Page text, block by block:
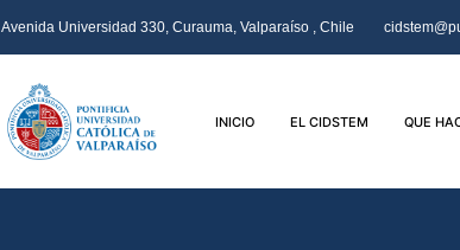
Avenida Universidad 330, Curauma, Valparaíso , Chile
INICIO EL CIDSTEM QUE